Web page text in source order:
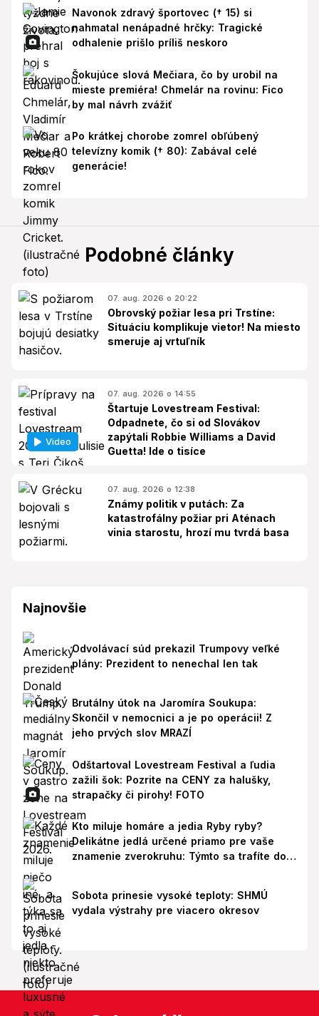
Navonok zdravý športovec († 15) si
nahmatal nenápadné hrčky: Tragické
odhalenie prišlo príliš neskoro
Šokujúce slová Mečiara, čo by urobil na
mieste premiéra! Chmelár na rovinu: Fico
by mal návrh zvážiť
Po krátkej chorobe zomrel obľúbený
televízny komik († 80): Zabával celé
generácie!
Podobné články
07. aug. 2026 o 20:22
Obrovský požiar lesa pri Trstíne:
Situáciu komplikuje vietor! Na miesto
smeruje aj vrtuľník
Video
07. aug. 2026 o 14:55
Štartuje Lovestream Festival:
Odpadnete, čo si od Slovákov
zapýtali Robbie Williams a David
Guetta! Ide o tisíce
07. aug. 2026 o 12:38
Známy politik v putách: Za
katastrofálny požiar pri Aténach
vinia starostu, hrozí mu tvrdá basa
Najnovšie
Odvolávací súd prekazil Trumpovy veľké
plány: Prezident to nenechal len tak
Brutálny útok na Jaromíra Soukupa:
Skončil v nemocnici a je po operácii! Z
jeho prvých slov MRAZÍ
Odštartoval Lovestream Festival a ľudia
zažili šok: Pozrite na CENY za halušky,
strapačky či pirohy! FOTO
Kto miluje homáre a jedia Ryby ryby?
Delikátne jedlá určené priamo pre vaše
znamenie zverokruhu: Týmto sa trafíte do
Sobota prinesie vysoké teploty: SHMÚ
vydala výstrahy pre viacero okresov